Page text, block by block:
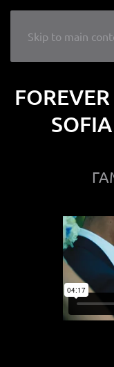
Skip to main
LIKE A